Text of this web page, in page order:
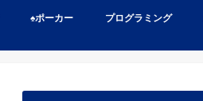
♠️ポーカー プログラミング